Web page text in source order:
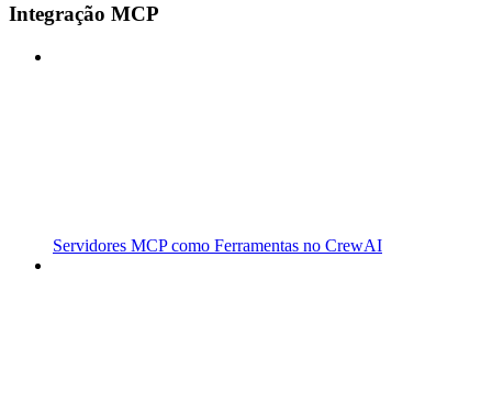
Integração MCP
Servidores MCP como Ferramentas no CrewAI